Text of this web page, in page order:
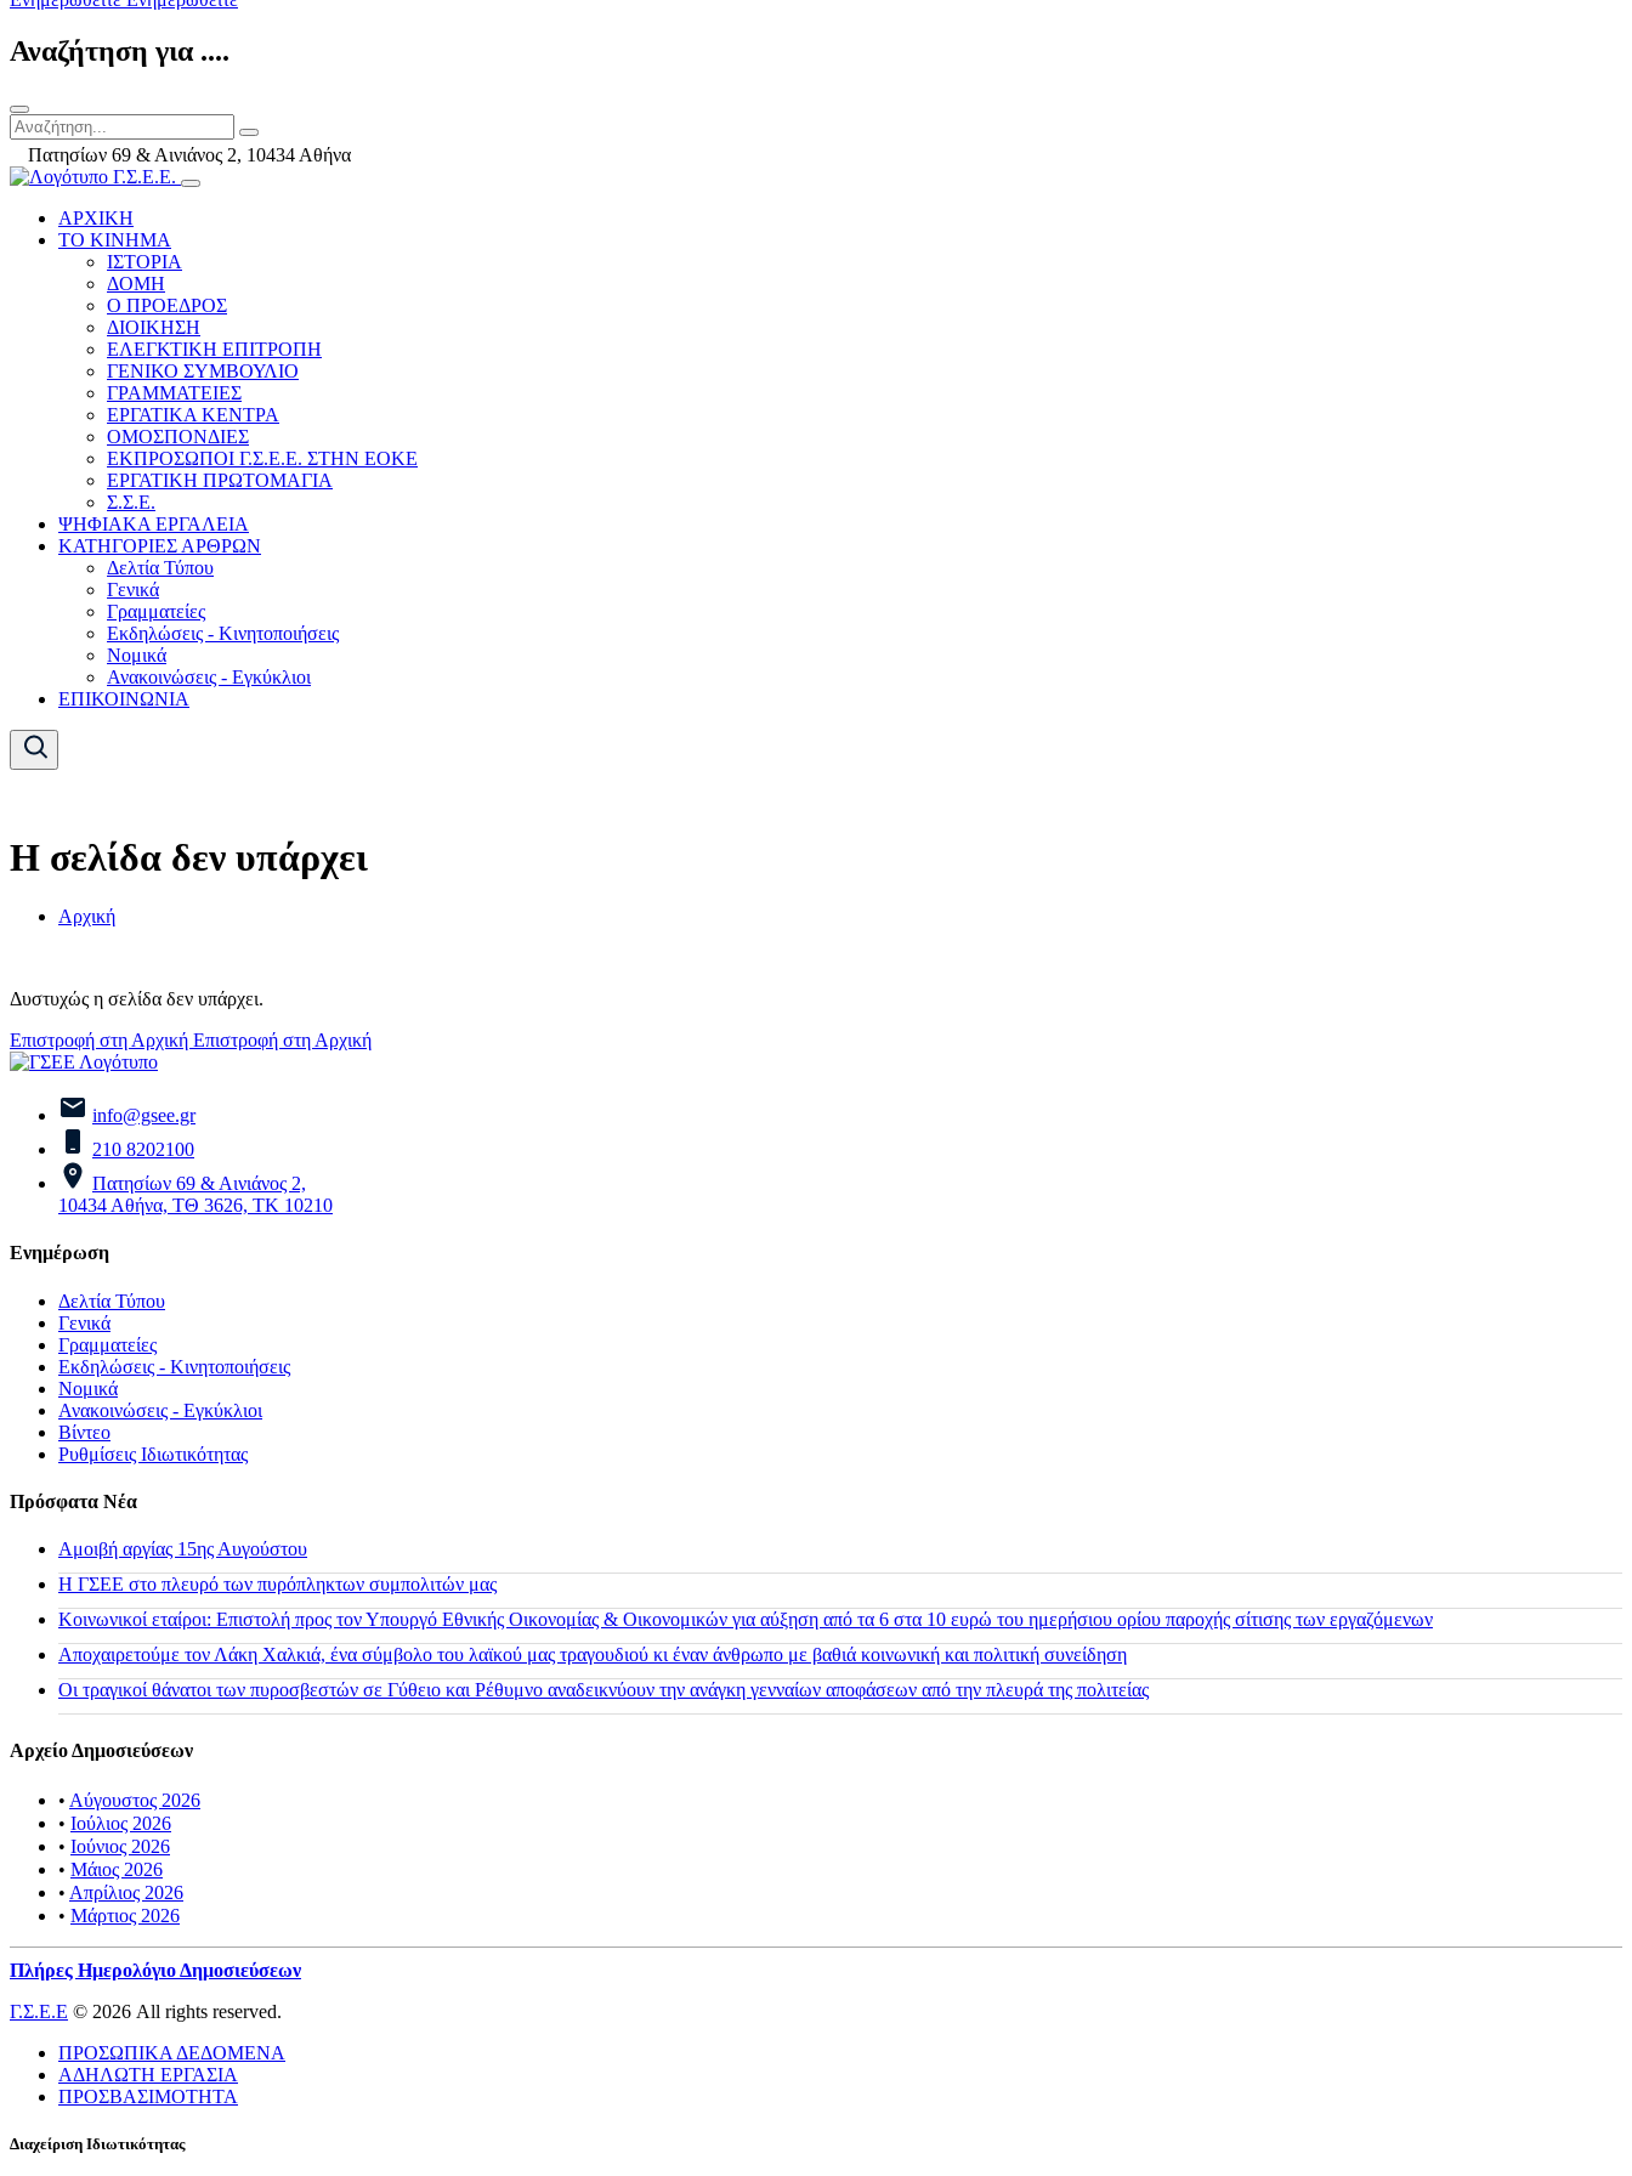
Αναζήτηση για ....
Πατησίων 69 & Αινιάνος 2, 10434 Αθήνα
ΑΡΧΙΚΗ
ΤΟ ΚΙΝΗΜΑ
ΙΣΤΟΡΙΑ
ΔΟΜΗ
Ο ΠΡΟΕΔΡΟΣ
ΔΙΟΙΚΗΣΗ
ΕΛΕΓΚΤΙΚΗ ΕΠΙΤΡΟΠΗ
ΓΕΝΙΚΟ ΣΥΜΒΟΥΛΙΟ
ΓΡΑΜΜΑΤΕΙΕΣ
ΕΡΓΑΤΙΚΑ ΚΕΝΤΡΑ
ΟΜΟΣΠΟΝΔΙΕΣ
ΕΚΠΡΟΣΩΠΟΙ Γ.Σ.Ε.Ε. ΣΤΗΝ ΕΟΚΕ
ΕΡΓΑΤΙΚΗ ΠΡΩΤΟΜΑΓΙΑ
Σ.Σ.Ε.
ΨΗΦΙΑΚΑ ΕΡΓΑΛΕΙΑ
ΚΑΤΗΓΟΡΙΕΣ ΑΡΘΡΩΝ
Δελτία Τύπου
Γενικά
Γραμματείες
Εκδηλώσεις - Κινητοποιήσεις
Νομικά
Ανακοινώσεις - Εγκύκλιοι
ΕΠΙΚΟΙΝΩΝΙΑ
Η σελίδα δεν υπάρχει
Αρχική
Δυστυχώς η σελίδα δεν υπάρχει.
Επιστροφή στη Αρχική Επιστροφή στη Αρχική
info@gsee.gr
210 8202100
Πατησίων 69 & Αινιάνος 2,
10434 Αθήνα, ΤΘ 3626, ΤΚ 10210
Ενημέρωση
Δελτία Τύπου
Γενικά
Γραμματείες
Εκδηλώσεις - Κινητοποιήσεις
Νομικά
Ανακοινώσεις - Εγκύκλιοι
Βίντεο
Ρυθμίσεις Ιδιωτικότητας
Πρόσφατα Νέα
Αμοιβή αργίας 15ης Αυγούστου
H ΓΣΕΕ στο πλευρό των πυρόπληκτων συμπολιτών μας
Κοινωνικοί εταίροι: Επιστολή προς τον Υπουργό Εθνικής Οικονομίας & Οικονομικών για αύξηση από τα 6 στα 10 ευρώ του ημερήσιου ορίου παροχής σίτισης των εργαζόμενων
Αποχαιρετούμε τον Λάκη Χαλκιά, ένα σύμβολο του λαϊκού μας τραγουδιού κι έναν άνθρωπο με βαθιά κοινωνική και πολιτική συνείδηση
Οι τραγικοί θάνατοι των πυροσβεστών σε Γύθειο και Ρέθυμνο αναδεικνύουν την ανάγκη γενναίων αποφάσεων από την πλευρά της πολιτείας
Αρχείο Δημοσιεύσεων
• Αύγουστος 2026
• Ιούλιος 2026
• Ιούνιος 2026
• Μάιος 2026
• Απρίλιος 2026
• Μάρτιος 2026
Πλήρες Ημερολόγιο Δημοσιεύσεων
Γ.Σ.Ε.Ε © 2026 All rights reserved.
ΠΡΟΣΩΠΙΚΑ ΔΕΔΟΜΕΝΑ
ΑΔΗΛΩΤΗ ΕΡΓΑΣΙΑ
ΠΡΟΣΒΑΣΙΜΟΤΗΤΑ
Διαχείριση Ιδιωτικότητας